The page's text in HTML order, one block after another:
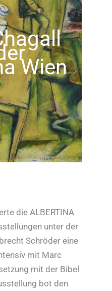
Wien
die ALBERTINA
unter der
Schröder eine
mit Marc
mit der Bibel
bot den